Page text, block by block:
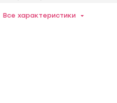
Все характеристики